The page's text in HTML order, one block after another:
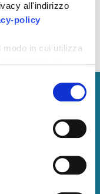
all'indirizzo
policy
modo in cui utilizza
che ha
utilizzo dei loro